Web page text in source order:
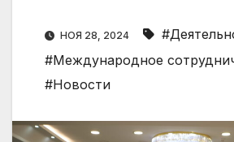
НОЯ 28, 2024
#Международное
#Новости